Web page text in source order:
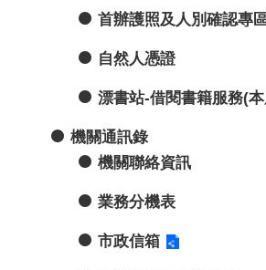
首辦護照及人別確認專
自然人憑證
漂書站-借閱書籍服務(
機關通訊錄
機關聯絡資訊
業務分機表
市政信箱